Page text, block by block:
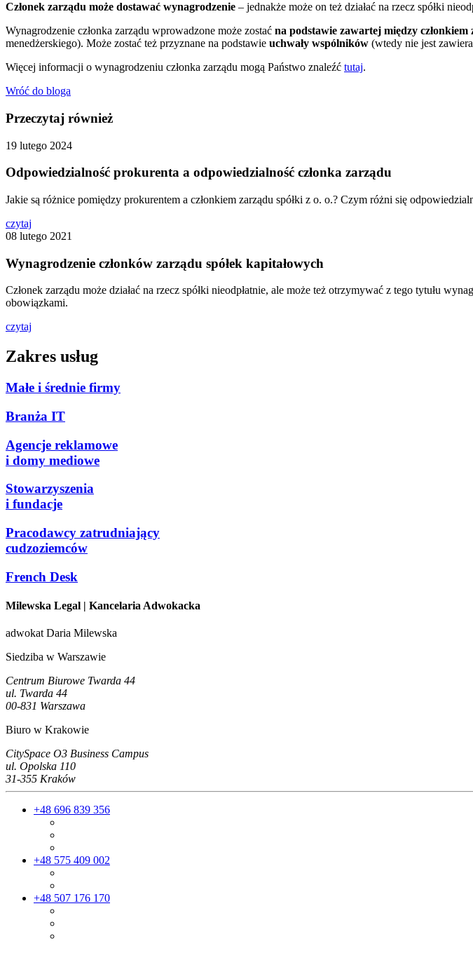
Członek zarządu może dostawać wynagrodzenie – jednakże może on też działać na rzecz spółki
Wynagrodzenie członka zarządu wprowadzone może zostać na podstawie zawartej między członkiem
menedżerskiego). Może zostać też przyznane na podstawie uchwały wspólników (wtedy nie jest
Więcej informacji o wynagrodzeniu członka zarządu mogą Państwo znaleźć tutaj.
Wróć do bloga
Przeczytaj również
19 lutego 2024
Odpowiedzialność prokurenta a odpowiedzialność członka zarządu
Jakie są różnice pomiędzy prokurentem a członkiem zarządu spółki z o. o.? Czym różni się
czytaj
08 lutego 2021
Wynagrodzenie członków zarządu spółek kapitałowych
Członek zarządu może działać na rzecz spółki nieodpłatnie, ale może też otrzymywać z tego tytułu
obowiązkami.
czytaj
Zakres usług
Małe i średnie firmy
Branża IT
Agencje reklamowe
i domy mediowe
Stowarzyszenia
i fundacje
Pracodawcy zatrudniający
cudzoziemców
French Desk
Milewska Legal | Kancelaria Adwokacka
adwokat Daria Milewska
Siedziba w Warszawie
Centrum Biurowe Twarda 44
ul. Twarda 44
00-831 Warszawa
Biuro w Krakowie
CitySpace O3 Business Campus
ul. Opolska 110
31-355 Kraków
+48 696 839 356
+48 575 409 002
+48 507 176 170